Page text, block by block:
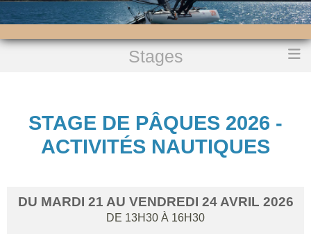
Stages
Stage de Pâques 2026 - Activités nautiques
STAGE DE PÂQUES 2026 -
ACTIVITÉS NAUTIQUES
DU MARDI 21 AU VENDREDI 24 AVRIL 2026
DE 13H30 À 16H30